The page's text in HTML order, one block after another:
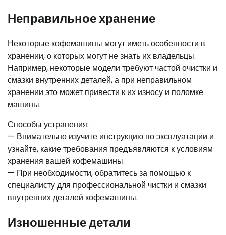
Неправильное хранение
Некоторые кофемашины могут иметь особенности в
хранении, о которых могут не знать их владельцы.
Например, некоторые модели требуют частой очистки и
смазки внутренних деталей, а при неправильном
хранении это может привести к их износу и поломке
машины.
Способы устранения:
— Внимательно изучите инструкцию по эксплуатации и
узнайте, какие требования предъявляются к условиям
хранения вашей кофемашины.
— При необходимости, обратитесь за помощью к
специалисту для профессиональной чистки и смазки
внутренних деталей кофемашины.
Изношенные детали